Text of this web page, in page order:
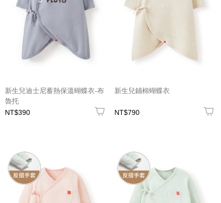
新生兒迪士尼蓄熱保溫蝴蝶衣-布
魯托
NT$390
新生兒鋪棉蝴蝶衣
NT$790